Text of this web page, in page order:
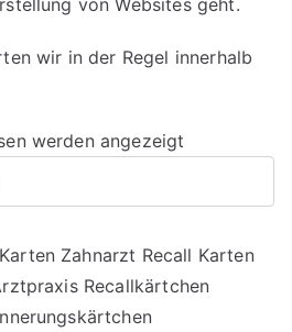
von Websites geht.
wir in der Regel innerhalb
werden angezeigt